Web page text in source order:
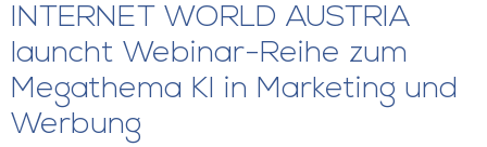
INTERNET WORLD AUSTRIA
launcht Webinar-Reihe zum
Megathema KI in Marketing und
Werbung